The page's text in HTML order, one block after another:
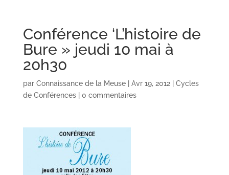
Conférence ‘L’histoire de
Bure » jeudi 10 mai à
20h30
par Connaissance de la Meuse| Avr 19, 2012| Cycles
de Conférences| 0 commentaires